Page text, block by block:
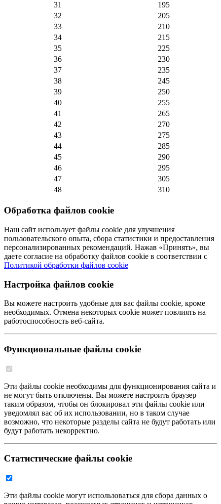
31
195
32
205
33
210
34
215
35
225
36
230
37
235
38
245
39
250
40
255
41
265
42
270
43
275
44
285
45
290
46
295
47
305
48
310
Обработка файлов cookie
Наш сайт использует файлы cookie для улучшения
пользовательского опыта, сбора статистики и предоставления
персонализированных рекомендаций. Нажав «Принять», вы
даете согласие на обработку файлов cookie в соответствии с
Политикой обработки файлов cookie
Настройка файлов cookie
Вы можете настроить удобные для вас файлы cookie, кроме
необходимых. Отмена некоторых cookie может повлиять на
работоспособность веб-сайта.
Функциональные файлы cookie
Эти файлы cookie необходимы для функционирования сайта и
не могут быть отключены. Вы можете настроить браузер
таким образом, чтобы он блокировал эти файлы cookie или
уведомлял вас об их использовании, но в таком случае
возможно, что некоторые разделы сайта не будут работать или
будут работать некорректно.
Статистические файлы cookie
Эти файлы cookie могут использоваться для сбора данных о